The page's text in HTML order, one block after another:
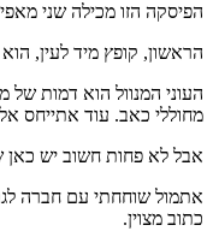
הפיסקה הזו מכילה שני
הראשון, קופץ מיד לעין,
העוני המנוול הוא דמות של
מחוללי כאב. עוד אתייחס
אבל לא פחות חשוב יש
אתמול שוחחתי עם חברה
כתוב מצוין.